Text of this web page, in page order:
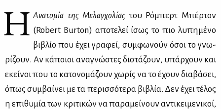
Η Ανα­το­μία της Με­λαγ­χο­λί­ας του Ρό­μπερτ Μπέρ­τον
(Robert Burton) απο­τε­λεί ίσως το πιο λυ­πη­μέ­νο
βι­βλίο που έχει γρα­φεί, συμ­φω­νούν όσοι το γνω­
ρί­ζουν. Αν κά­ποιοι ανα­γνώ­στες δι­στά­ζουν, υπάρ­χουν και
εκεί­νοι που το κα­το­νο­μά­ζουν χω­ρίς να το έχουν δια­βά­σει,
όπως συμ­βαί­νει με τα πε­ρισ­σό­τε­ρα βι­βλία. Δεν έχει τέ­λος
η επι­θυ­μία των κρι­τι­κών να πα­ρα­μεί­νουν αντι­κει­με­νι­κοί,